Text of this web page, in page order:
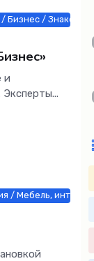
Бизнес /
и
/ Мебель,